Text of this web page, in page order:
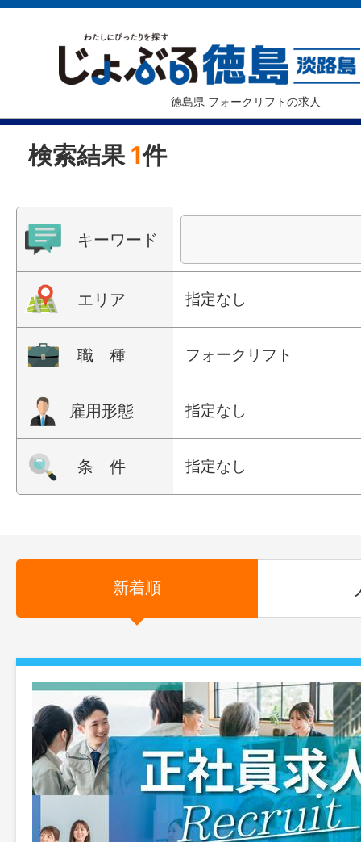
徳島県 フォークリフトの求人
検索結果 1件
キーワード
エリア 指定なし
職 種 フォークリフト
雇用形態 指定なし
条 件 指定なし
新着順